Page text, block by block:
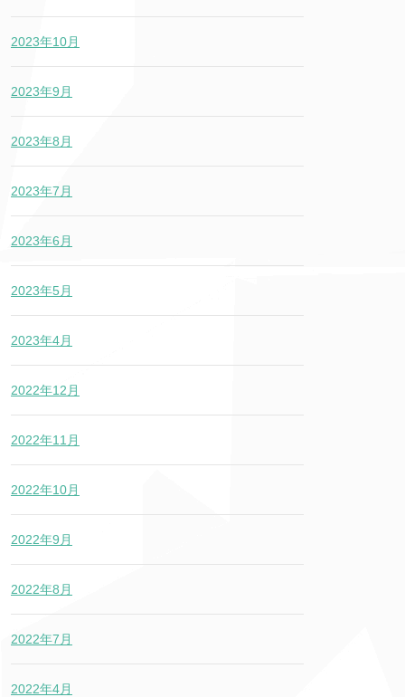
2023年10月
2023年9月
2023年8月
2023年7月
2023年6月
2023年5月
2023年4月
2022年12月
2022年11月
2022年10月
2022年9月
2022年8月
2022年7月
2022年4月